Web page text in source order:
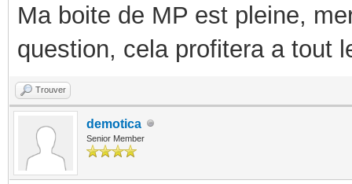
Ma boite de MP est pleine,
question, cela profitera a tout
Trouver
demotica
Senior Member